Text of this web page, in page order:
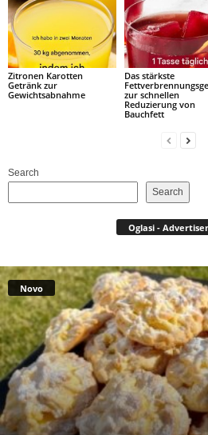
Zitronen Karotten
Getränk zur
Gewichtsabnahme
Das stärkste
zur schnellen
Reduzierung von
Bauchfett
Search
Search
Oglasi -
Novo